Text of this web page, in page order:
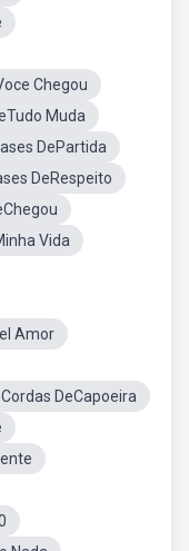
Chegou
Muda
DePartida
DeRespeito
Vida
Amor
Cordas DeCapoeira